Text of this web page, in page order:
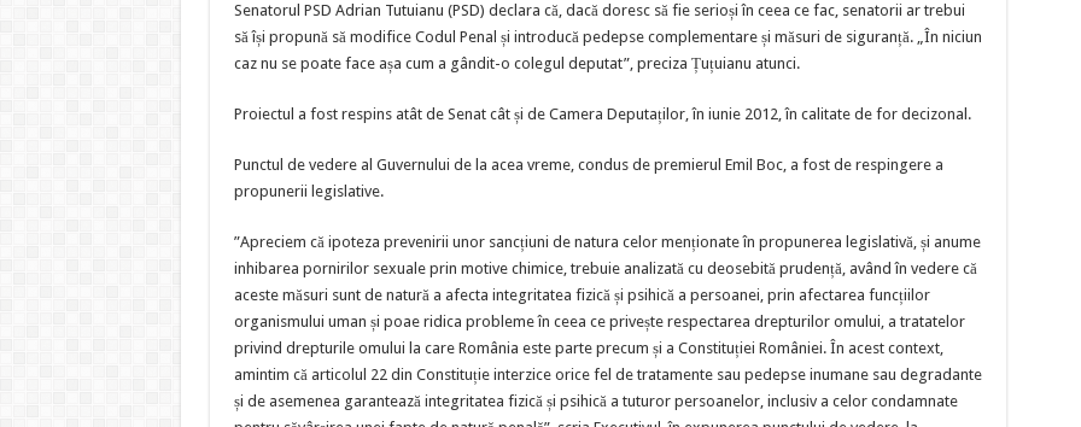
Senatorul PSD Adrian Tutuianu (PSD) declara că, dacă doresc să fie serioși în ceea ce fac, senatorii ar trebui
să își propună să modifice Codul Penal și introducă pedepse complementare și măsuri de siguranță. „În niciun
caz nu se poate face așa cum a gândit-o colegul deputat”, preciza Țuțuianu atunci.
Proiectul a fost respins atât de Senat cât și de Camera Deputaților, în iunie 2012, în calitate de for decizonal.
Punctul de vedere al Guvernului de la acea vreme, condus de premierul Emil Boc, a fost de respingere a
propunerii legislative.
”Apreciem că ipoteza prevenirii unor sancțiuni de natura celor menționate în propunerea legislativă, și anume
inhibarea pornirilor sexuale prin motive chimice, trebuie analizată cu deosebită prudență, având în vedere că
aceste măsuri sunt de natură a afecta integritatea fizică și psihică a persoanei, prin afectarea funcțiilor
organismului uman și poae ridica probleme în ceea ce privește respectarea drepturilor omului, a tratatelor
privind drepturile omului la care România este parte precum și a Constituției României. În acest context,
amintim că articolul 22 din Constituție interzice orice fel de tratamente sau pedepse inumane sau degradante
și de asemenea garantează integritatea fizică și psihică a tuturor persoanelor, inclusiv a celor condamnate